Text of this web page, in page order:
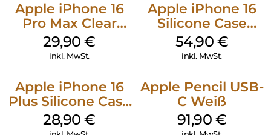
Apple iPhone 16
Pro Max Clear
Case MagSafe
Transparent
29,90€
inkl. MwSt.
Apple iPhone 16
Silicone Case
MagSafe Lake
Green
54,90 €
inkl. MwSt.
Apple iPhone 16
Plus Silicone Case
MagSafe Black
28,90€
Apple Pencil USB-
C Weiß
91,90 €